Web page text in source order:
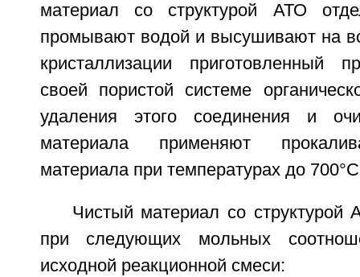
материал со структурой АТО
промывают водой и высушивают на
кристаллизации приготовленный
своей пористой системе
удаления этого соединения и
материала применяют
материала при температурах до
Чистый материал со структурой
при следующих мольных
исходной реакционной смеси: